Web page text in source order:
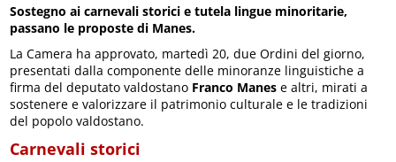
Sostegno ai carnevali storici e tutela lingue minoritarie,
passano le proposte di Manes.
La Camera ha approvato, martedì 20, due Ordini del giorno,
presentati dalla componente delle minoranze linguistiche a
firma del deputato valdostano Franco Manes e altri, mirati a
sostenere e valorizzare il patrimonio culturale e le tradizioni
del popolo valdostano.
Carnevali storici